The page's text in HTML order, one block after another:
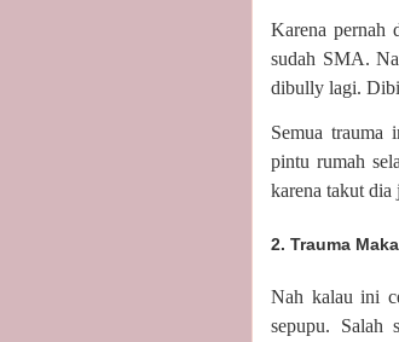
Karena pernah
sudah SMA.
dibully lagi.
Semua trauma
pintu rumah
karena takut dia
2. Trauma
Nah kalau ini
sepupu. Salah